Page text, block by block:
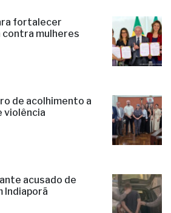
fortalecer
contra mulheres
de acolhimento a
violência
acusado de
Indiaporã